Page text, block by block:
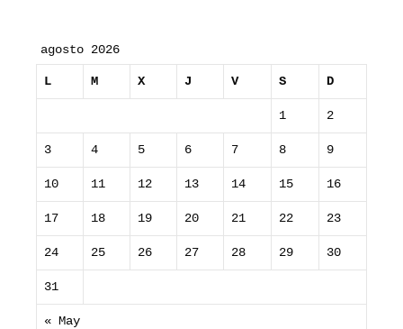
agosto 2026
L M X J V S D
« May
1 2
3 4 5 6 7 8 9
10 11 12 13 14 15 16
17 18 19 20 21 22 23
24 25 26 27 28 29 30
31